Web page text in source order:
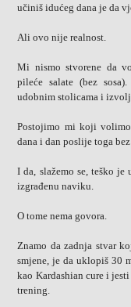
učiniš idućeg dana je da
Ali ovo nije realnost.
Mi nismo stvorene da
pileće salate (bez
udobnim stolicama i
Postojimo mi koji
dana i dan poslije toga
I da, slažemo se, teško
izgrađenu naviku.
O tome nema govora.
Znamo da zadnja stvar
smjene, je da uklopiš 30
kao Kardashian cure i
trening.